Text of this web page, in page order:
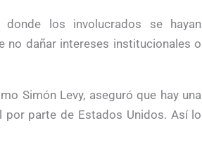
los involucrados se hayan
no dañar intereses institucionales o
Simón Levy, aseguró que hay una
parte de Estados Unidos. Así lo